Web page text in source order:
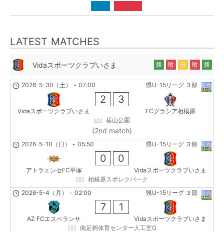
LATEST MATCHES
Vidaスポーツクラブいさま 勝 敗 分 敗 勝
県U-15リーグ ３部
2026-5-30（土） - 07:00
Vidaスポーツクラブいさま
2 3
FCグラシア相模原
横山公園
(2nd match)
県U-15リーグ ３部
2026-5-10（日） - 05:50
アトラエンセFC平塚
0 0
Vidaスポーツクラブいさま
相模原スポレクパーク
県U-15リーグ ３部
2026-5-4（月） - 02:00
AZ FCエスペランサ
7 1
Vidaスポーツクラブいさま
南足柄体育センター人工芝G